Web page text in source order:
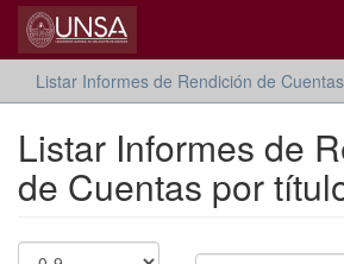
Listar Informes de Rendición de
Listar Informes de
de Cuentas por